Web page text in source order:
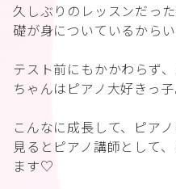
久しぶりのレッスンだっ
礎が身についているから
テスト前にもかかわらず
ちゃんはピアノ大好きっ子
こんなに成長して、ピア
見るとピアノ講師として
ます♡